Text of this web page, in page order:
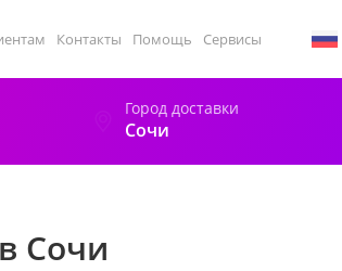
Контакты Помощь Сервисы
Город доставки
Сочи
Сочи